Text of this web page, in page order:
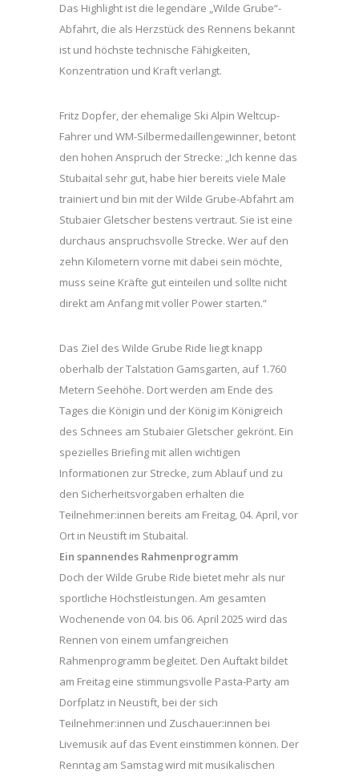
Das Highlight ist die legendäre „Wilde Grube“-
Abfahrt, die als Herzstück des Rennens bekannt
ist und höchste technische Fähigkeiten,
Konzentration und Kraft verlangt.
Fritz Dopfer, der ehemalige Ski Alpin Weltcup-
Fahrer und WM-Silbermedaillengewinner, betont
den hohen Anspruch der Strecke: „Ich kenne das
Stubaital sehr gut, habe hier bereits viele Male
trainiert und bin mit der Wilde Grube-Abfahrt am
Stubaier Gletscher bestens vertraut. Sie ist eine
durchaus anspruchsvolle Strecke. Wer auf den
zehn Kilometern vorne mit dabei sein möchte,
muss seine Kräfte gut einteilen und sollte nicht
direkt am Anfang mit voller Power starten.“
Das Ziel des Wilde Grube Ride liegt knapp
oberhalb der Talstation Gamsgarten, auf 1.760
Metern Seehöhe. Dort werden am Ende des
Tages die Königin und der König im Königreich
des Schnees am Stubaier Gletscher gekrönt. Ein
spezielles Briefing mit allen wichtigen
Informationen zur Strecke, zum Ablauf und zu
den Sicherheitsvorgaben erhalten die
Teilnehmer:innen bereits am Freitag, 04. April, vor
Ort in Neustift im Stubaital.
Ein spannendes Rahmenprogramm
Doch der Wilde Grube Ride bietet mehr als nur
sportliche Höchstleistungen. Am gesamten
Wochenende von 04. bis 06. April 2025 wird das
Rennen von einem umfangreichen
Rahmenprogramm begleitet. Den Auftakt bildet
am Freitag eine stimmungsvolle Pasta-Party am
Dorfplatz in Neustift, bei der sich
Teilnehmer:innen und Zuschauer:innen bei
Livemusik auf das Event einstimmen können. Der
Renntag am Samstag wird mit musikalischen